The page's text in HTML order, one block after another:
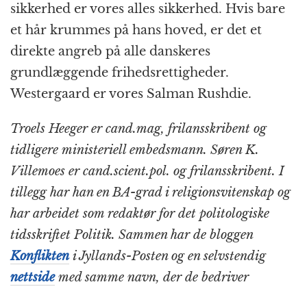
sikkerhed er vores alles sikkerhed. Hvis bare
et hår krummes på hans hoved, er det et
direkte angreb på alle danskeres
grundlæggende frihedsrettigheder.
Westergaard er vores Salman Rushdie.
Troels Heeger er cand.mag, frilansskribent og
tidligere ministeriell embedsmann. Søren K.
Villemoes er cand.scient.pol. og frilansskribent. I
tillegg har han en BA-grad i religionsvitenskap og
har arbeidet som redaktør for det politologiske
tidsskriftet Politik. Sammen har de bloggen
Konflikteni Jyllands-Posten og en selvstendig
nettsidemed samme navn, der de bedriver